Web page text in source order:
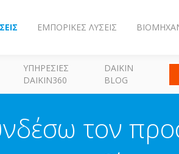
ΕΜΠΟΡΙΚΈΣ ΛΎΣΕΙΣ
ΥΠΗΡΕΣΊΕΣ
DAIKIN360
DAIKIN
BLOG
τον